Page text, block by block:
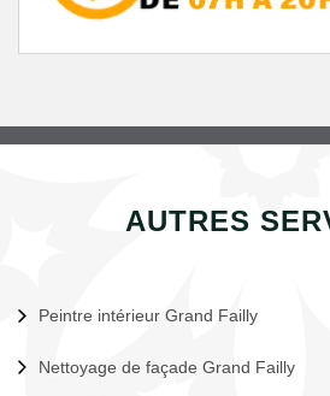
AUTRES
Peintre intérieur Grand Failly
Nettoyage de façade Grand Failly